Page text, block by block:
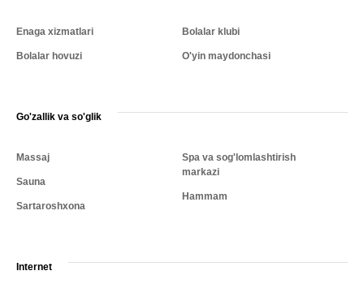
Enaga xizmatlari
Bolalar hovuzi
Bolalar klubi
O'yin maydonchasi
Go'zallik va so'glik
Massaj
Sauna
Sartaroshxona
Spa va sog'lomlashtirish
markazi
Hammam
Internet